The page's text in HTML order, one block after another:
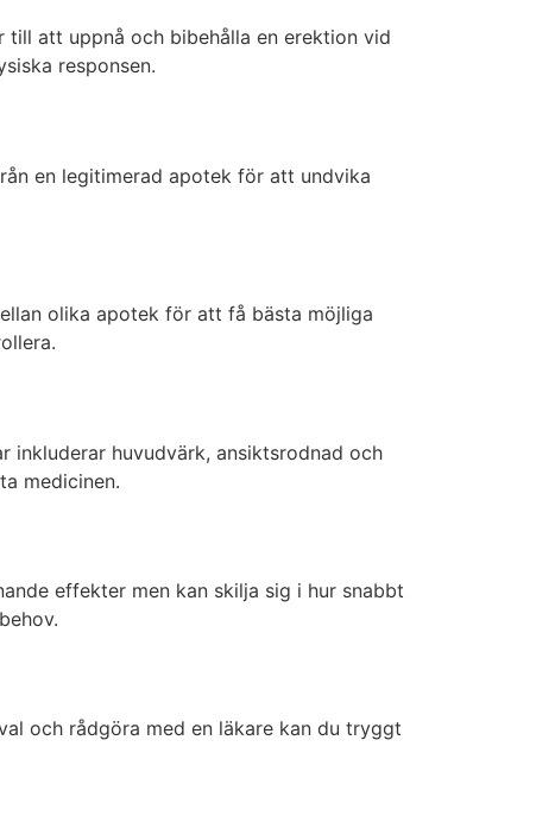
att uppnå och bibehålla en erektion vid
responsen.
en legitimerad apotek för att undvika
olika apotek för att få bästa möjliga
inkluderar huvudvärk, ansiktsrodnad och
medicinen.
effekter men kan skilja sig i hur snabbt
och rådgöra med en läkare kan du tryggt